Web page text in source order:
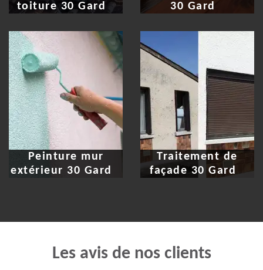
toiture 30 Gard
30 Gard
Peinture mur
extérieur 30 Gard
Traitement de
façade 30 Gard
Les avis de nos clients